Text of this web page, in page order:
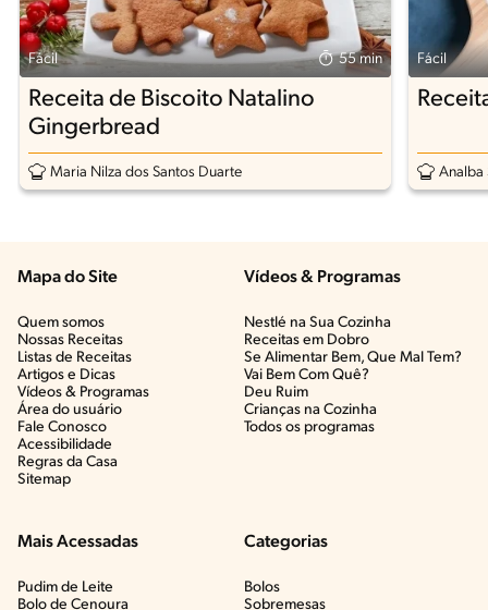
Fácil 55 min
Receita de Biscoito Natalino
Gingerbread
Maria Nilza dos Santos Duarte
Fácil
Analba
Mapa do Site
Quem somos
Nossas Receitas
Listas de Receitas​
Artigos e Dicas​
Vídeos & Programas​
Área do usuário
Fale Conosco
Acessibilidade
Regras da Casa
Sitemap
Vídeos & Programas​
Nestlé na Sua Cozinha
Receitas em Dobro
Se Alimentar Bem, Que Mal Tem?​
Vai Bem Com Quê?​
Deu Ruim​
Crianças na Cozinha​
Todos os programas
Mais Acessadas
Pudim de Leite
Bolo de Cenoura
Categorias
Bolos
Sobremesas